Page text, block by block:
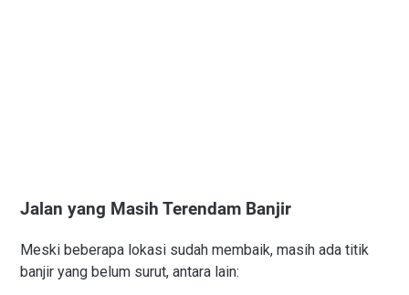
Jalan yang Masih Terendam Banjir
Meski beberapa lokasi sudah membaik, masih ada titik
banjir yang belum surut, antara lain: